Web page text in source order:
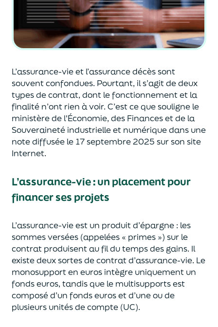
L’assurance-vie et l’assurance décès sont
souventconfondues. Pourtant, il s’agit de deux
types de contrat, dont le fonctionnement et la
finalité n’ont rien à voir. C’est ce que souligne le
ministère de l'Économie, des Financeset de la
Souveraineté industrielle et numériquedans une
note diffusée le 17 septembre 2025 sur son site
Internet.
L’assurance-vie : un placement pour
financer ses projets
L’assurance-vie est un produit d’épargne : les
sommes versées (appelées « primes ») sur le
contrat produisent au fil du temps des gains. Il
existe deux sortesde contrat d’assurance-vie. Le
monosupport en euros intègre uniquement un
fonds euros, tandis que le multisupports est
composé d’un fonds euros et d’une ou de
plusieurs unités de compte (UC).